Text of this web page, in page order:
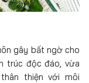
gây bất ngờ cho
trúc độc đáo, vừa
thiện với môi